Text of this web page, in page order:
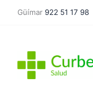
Güímar 922 51 17 98